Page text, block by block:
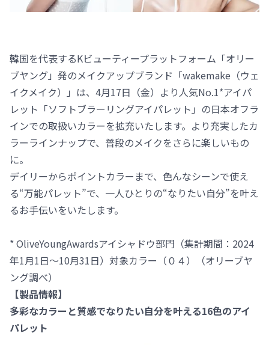
韓国を代表するKビューティープラットフォーム「オリー
ブヤング」発のメイクアップブランド「wakemake（ウェ
イクメイク）」は、4月17日（金）より人気No.1*アイパ
レット「ソフトブラーリングアイパレット」の日本オフラ
インでの取扱いカラーを拡充いたします。より充実したカ
ラーラインナップで、普段のメイクをさらに楽しいもの
に。
デイリーからポイントカラーまで、色んなシーンで使え
る“万能パレット”で、一人ひとりの“なりたい自分”を叶え
るお手伝いをいたします。
* OliveYoungAwardsアイシャドウ部門（集計期間：2024
年1月1日～10月31日）対象カラー（０４）（オリーブヤ
ング調べ）
【製品情報】
多彩なカラーと質感でなりたい自分を叶える16色のアイ
パレット